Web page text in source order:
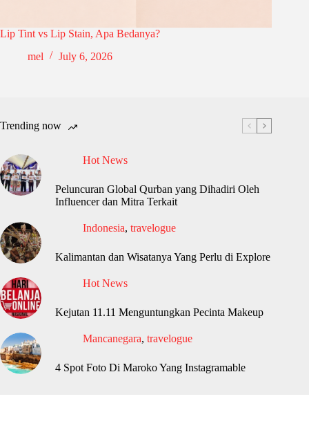
Lip Tint vs Lip Stain, Apa Bedanya?
mel
July 6, 2026
Trending now
Hot News
Peluncuran Global Qurban yang Dihadiri Oleh
Influencer dan Mitra Terkait
Indonesia, travelogue
Kalimantan dan Wisatanya Yang Perlu di Explore
Hot News
Kejutan 11.11 Menguntungkan Pecinta Makeup
Mancanegara, travelogue
4 Spot Foto Di Maroko Yang Instagramable